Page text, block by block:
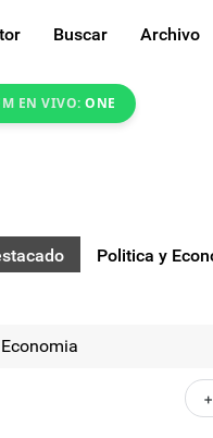
Buscar Archivo
EN VIVO: ONE
Politica y